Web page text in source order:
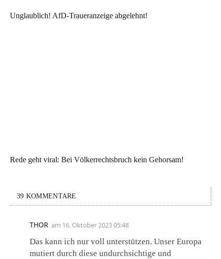
Unglaublich! AfD-Traueranzeige abgelehnt!
Rede geht viral: Bei Völkerrechtsbruch kein Gehorsam!
39 KOMMENTARE
THOR am 16. Oktober 2023 05:48
Das kann ich nur voll unterstützen. Unser Europa
mutiert durch diese undurchsichtige und